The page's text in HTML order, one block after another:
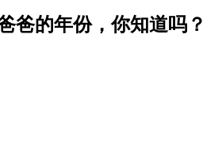
爸的年份，你知道吗？